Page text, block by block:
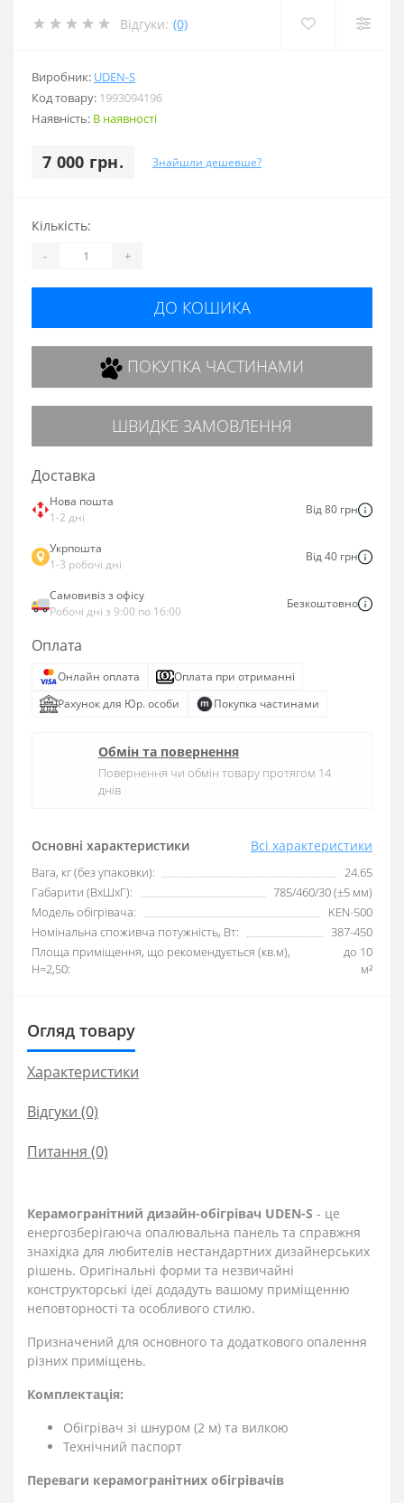
Відгуки: (0)
Виробник: UDEN-S
Код товару: 1993094196
Наявність: В наявності
7 000 грн. Знайшли дешевше?
Основні характеристики Всі характеристики
Вага, кг (без упаковки):
24.65
Габарити (ВхШхГ):
785/460/30 (±5 мм)
Модель обігрівача:
KEN-500
Номінальна споживча потужність, Вт:
387-450
Площа приміщення, що рекомендується (кв.м),
H=2,50:
до 10
м²
Кількість:
- +
ДО КОШИКА
ПОКУПКА ЧАСТИНАМИ
ШВИДКЕ ЗАМОВЛЕННЯ
Доставка
Нова пошта
1-2 дні
Від 80 грн
Укрпошта
1-3 робочі дні
Від 40 грн
Самовивіз з офісу
Робочі дні з 9:00 по 16:00
Безкоштовно
Оплата
Онлайн оплата
Оплата при отриманні
Рахунок для Юр. особи
Покупка частинами
Обмін та повернення
Повернення чи обмін товару протягом 14
днів
Огляд товару
Характеристики
Відгуки (0)
Питання (0)
Керамогранітний дизайн-обігрівач UDEN-S - це
енергозберігаюча опалювальна панель та справжня
знахідка для любителів нестандартних дизайнерських
рішень. Оригінальні форми та незвичайні
конструкторські ідеї додадуть вашому приміщенню
неповторності та особливого стилю.
Призначений для основного та додаткового опалення
різних приміщень.
Комплектація:
Обігрівач зі шнуром (2 м) та вилкою
Технічний паспорт
Переваги керамогранітних обігрівачів